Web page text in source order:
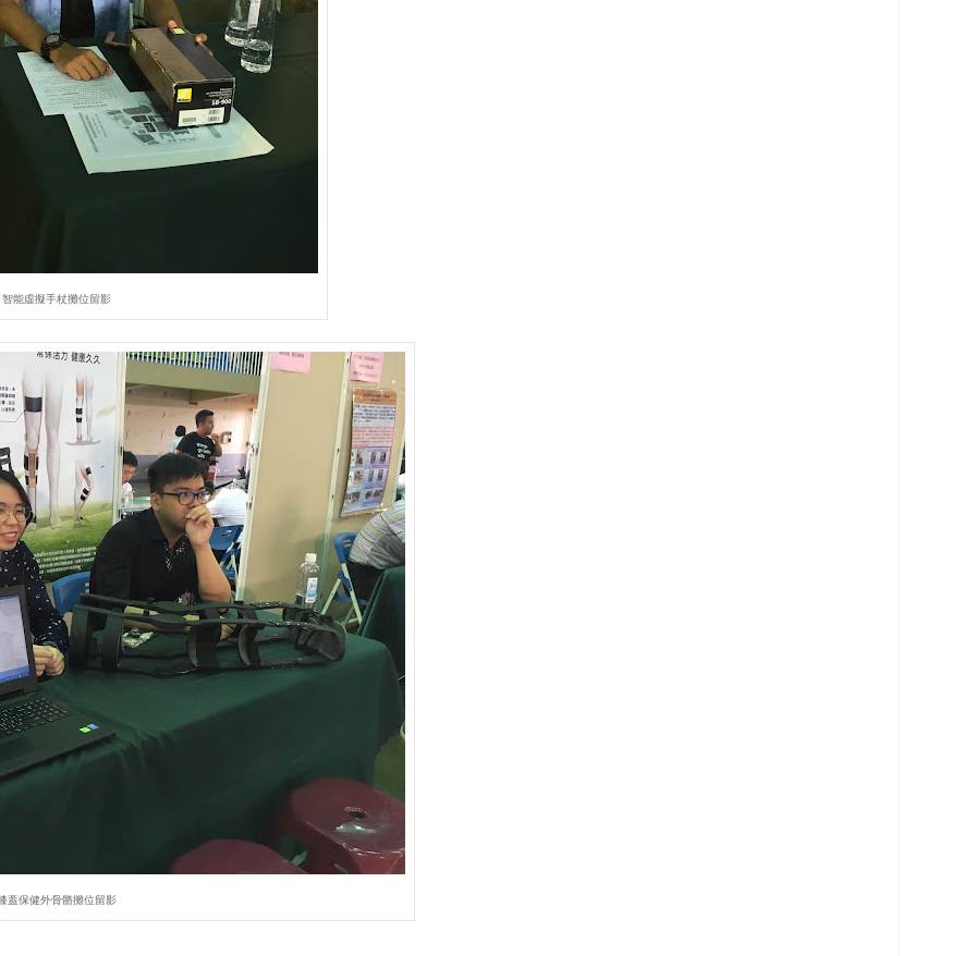
智能虛擬手杖攤位留影
蓋保健外骨骼攤位留影